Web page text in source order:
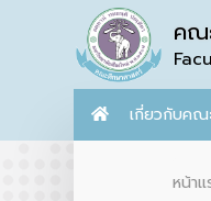
คณ
เกี่ยวกับคณ
หน้า